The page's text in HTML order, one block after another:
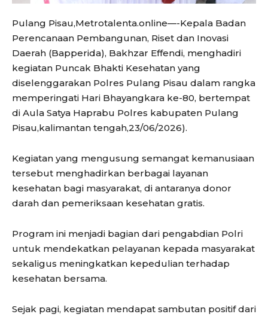
Pulang Pisau,Metrotalenta.online—-Kepala Badan
Perencanaan Pembangunan, Riset dan Inovasi
Daerah (Bapperida), Bakhzar Effendi, menghadiri
kegiatan Puncak Bhakti Kesehatan yang
diselenggarakan Polres Pulang Pisau dalam rangka
memperingati Hari Bhayangkara ke-80, bertempat
di Aula Satya Haprabu Polres kabupaten Pulang
Pisau,kalimantan tengah,23/06/2026).
Kegiatan yang mengusung semangat kemanusiaan
tersebut menghadirkan berbagai layanan
kesehatan bagi masyarakat, di antaranya donor
darah dan pemeriksaan kesehatan gratis.
Program ini menjadi bagian dari pengabdian Polri
untuk mendekatkan pelayanan kepada masyarakat
sekaligus meningkatkan kepedulian terhadap
kesehatan bersama.
Sejak pagi, kegiatan mendapat sambutan positif dari